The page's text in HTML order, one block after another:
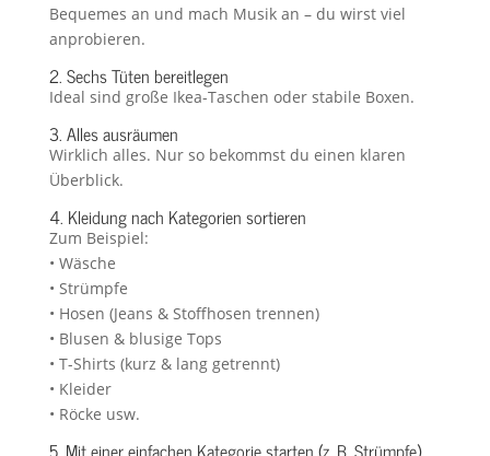
Bequemes an und mach Musik an – du wirst viel
anprobieren.
2. Sechs Tüten bereitlegen
Ideal sind große Ikea-Taschen oder stabile Boxen.
3. Alles ausräumen
Wirklich alles. Nur so bekommst du einen klaren
Überblick.
4. Kleidung nach Kategorien sortieren
Zum Beispiel:
• Wäsche
• Strümpfe
• Hosen (Jeans & Stoffhosen trennen)
• Blusen & blusige Tops
• T-Shirts (kurz & lang getrennt)
• Kleider
• Röcke usw.
5. Mit einer einfachen Kategorie starten (z. B. Strümpfe)